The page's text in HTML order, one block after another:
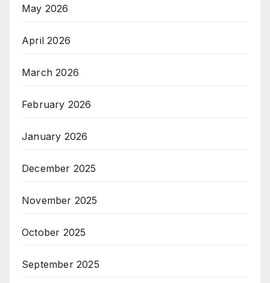
May 2026
April 2026
March 2026
February 2026
January 2026
December 2025
November 2025
October 2025
September 2025